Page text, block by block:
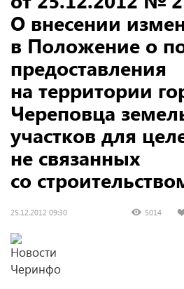
О внесении
в Положение о
предоставления
на территории
Череповца
участков для
не связанных
со
25.12.2012 09:30 5014